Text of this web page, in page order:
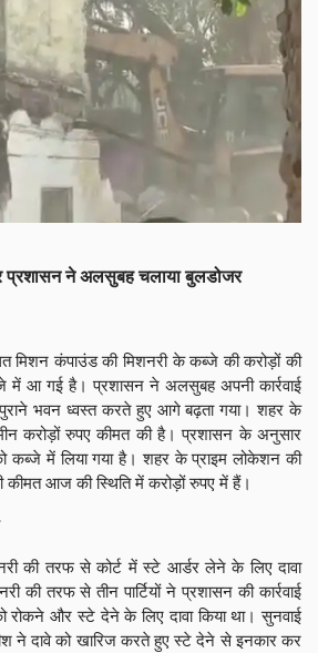
प्रशासन ने अलसुबह चलाया बुलडोजर
कंपाउंड की मिशनरी के कब्जे की करोड़ों की
आ गई है। प्रशासन ने अलसुबह अपनी कार्रवाई
भवन ध्वस्त करते हुए आगे बढ़ता गया। शहर के
करोड़ों रुपए कीमत की है। प्रशासन के अनुसार
कब्जे में लिया गया है। शहर के प्राइम लोकेशन की
कीमत आज की स्थिति में करोड़ों रुपए में हैं।
की तरफ से कोर्ट में स्टे आर्डर लेने के लिए दावा
की तरफ से तीन पार्टियों ने प्रशासन की कार्रवाई
रोकने और स्टे देने के लिए दावा किया था। सुनवाई
ने दावे को खारिज करते हुए स्टे देने से इनकार कर